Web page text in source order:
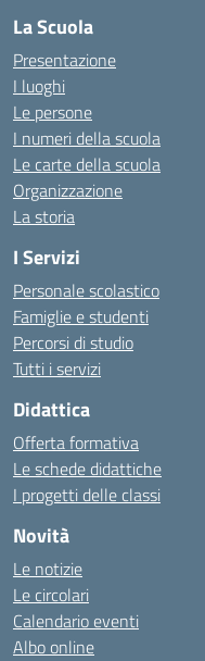
La Scuola
Presentazione
I luoghi
Le persone
I numeri della scuola
Le carte della scuola
Organizzazione
La storia
I Servizi
Personale scolastico
Famiglie e studenti
Percorsi di studio
Tutti i servizi
Didattica
Offerta formativa
Le schede didattiche
I progetti delle classi
Novità
Le notizie
Le circolari
Calendario eventi
Albo online